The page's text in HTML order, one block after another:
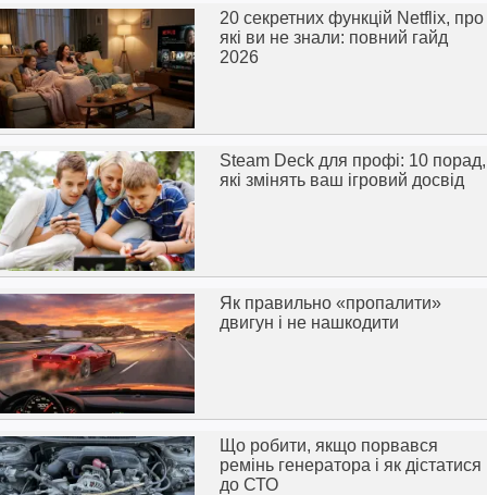
20 секретних функцій Netflix, про
які ви не знали: повний гайд
2026
Steam Deck для профі: 10 порад,
які змінять ваш ігровий досвід
Як правильно «пропалити»
двигун і не нашкодити
Що робити, якщо порвався
ремінь генератора і як дістатися
до СТО